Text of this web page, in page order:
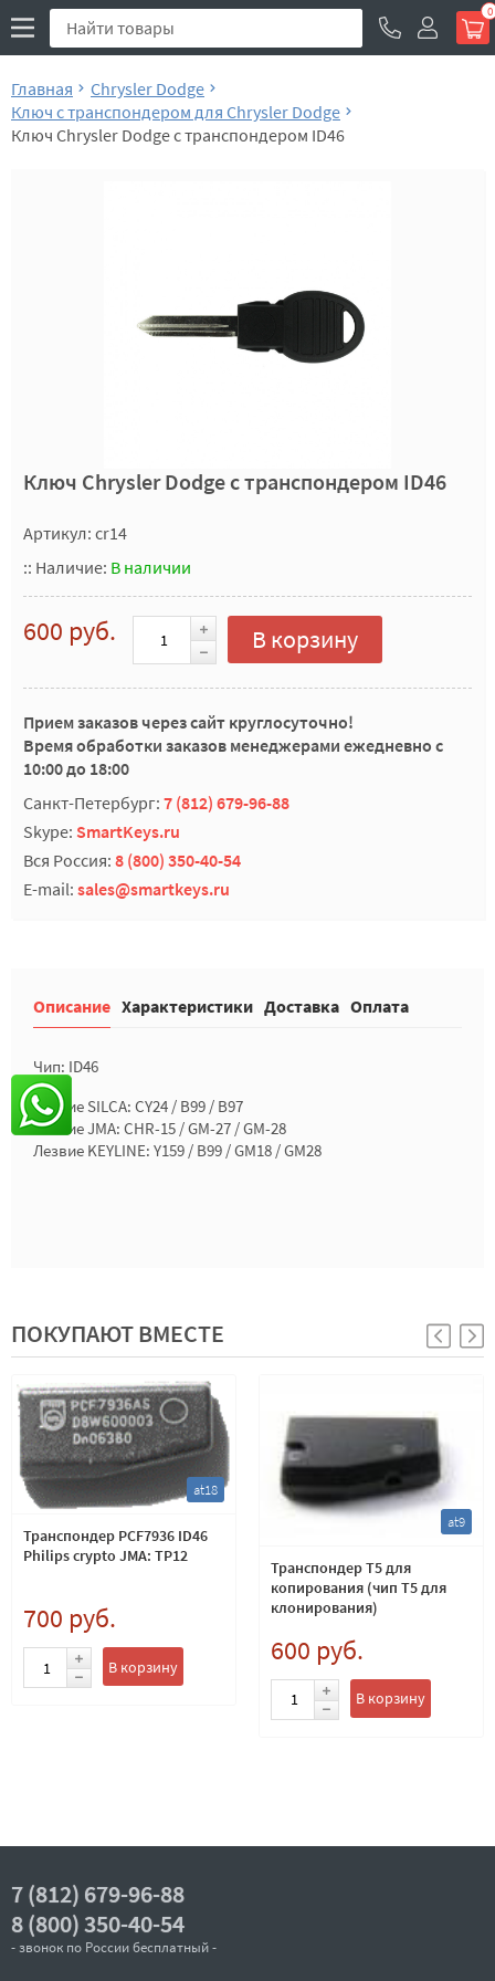
0
Главная
Chrysler Dodge
Ключ с транспондером для Chrysler Dodge
Ключ Chrysler Dodge с транспондером ID46
Ключ Chrysler Dodge с транспондером ID46
Артикул: cr14
:: Наличие: В наличии
600 руб. В корзину
Прием заказов через сайт круглосуточно!
Время обработки заказов менеджерами ежедневно с
10:00 до 18:00
Санкт-Петербург: 7 (812) 679-96-88
Skype: SmartKeys.ru
Вся Россия: 8 (800) 350-40-54
E-mail: sales@smartkeys.ru
Описание Характеристики Доставка Оплата
Чип: ID46
Лезвие SILCA: CY24 / B99 / B97
Лезвие JMA: CHR-15 / GM-27 / GM-28
Лезвие KEYLINE: Y159 / B99 / GM18 / GM28
ПОКУПАЮТ ВМЕСТЕ
at18
Транспондер PCF7936 ID46
Philips crypto JMA: TP12
700 руб.
В корзину
at9
Транспондер T5 для
копирования (чип Т5 для
клонирования)
600 руб.
В корзину
7 (812) 679-96-88
8 (800) 350-40-54
- звонок по России бесплатный -